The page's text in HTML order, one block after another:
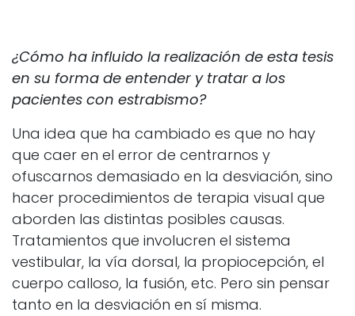
¿Cómo ha influido la realización de esta tesis
en su forma de entender y tratar a los
pacientes con estrabismo?
Una idea que ha cambiado es que no hay
que caer en el error de centrarnos y
ofuscarnos demasiado en la desviación, sino
hacer procedimientos de terapia visual que
aborden las distintas posibles causas.
Tratamientos que involucren el sistema
vestibular, la vía dorsal, la propiocepción, el
cuerpo calloso, la fusión, etc. Pero sin pensar
tanto en la desviación en sí misma.